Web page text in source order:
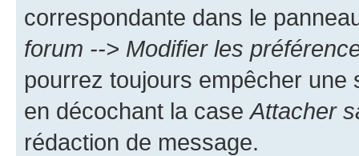
correspondante dans le
forum --> Modifier les
pourrez toujours empêcher une
en décochant la case Attacher
rédaction de message.